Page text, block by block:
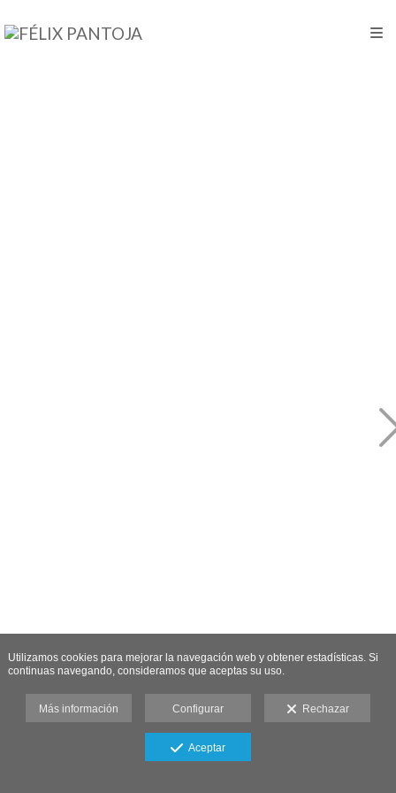
Utilizamos cookies para mejorar la navegación web y obtener estadísticas. Si
continuas navegando, consideramos que aceptas su uso.
Más información Configurar Rechazar
Aceptar